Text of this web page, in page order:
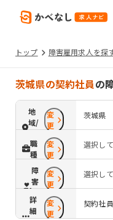
トップ 障害雇用求人を探
茨城県の契約社員の
地
域/
路
線
変
更
茨城県
職
種
変
更
選択し
障
害
配
慮
変
更
選択し
詳
細
変
更
契約社員